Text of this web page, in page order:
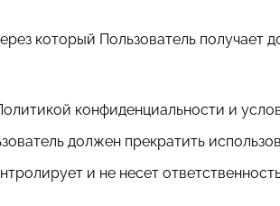
который Пользователь получает
конфиденциальности и
должен прекратить
и не несет